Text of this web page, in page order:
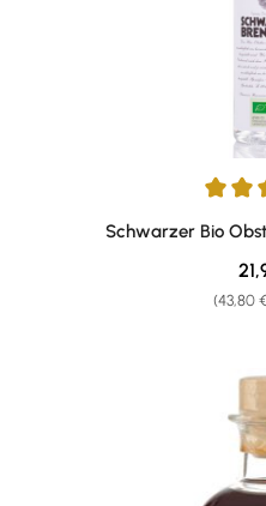
Durchschnittliche
Schwarzer Bio
(43,80